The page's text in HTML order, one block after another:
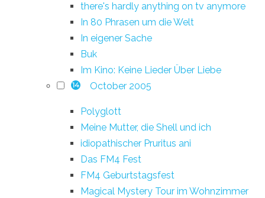
there's hardly anything on tv anymore
In 80 Phrasen um die Welt
In eigener Sache
Buk
Im Kino: Keine Lieder Über Liebe
14 October 2005
Polyglott
Meine Mutter, die Shell und ich
idiopathischer Pruritus ani
Das FM4 Fest
FM4 Geburtstagsfest
Magical Mystery Tour im Wohnzimmer